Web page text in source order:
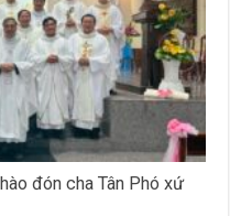
đón cha Tân Phó xứ